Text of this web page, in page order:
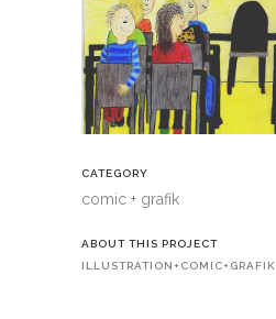
CATEGORY
comic + grafik
ABOUT THIS PROJECT
ILLUSTRATION+COMIC+GRAFIK